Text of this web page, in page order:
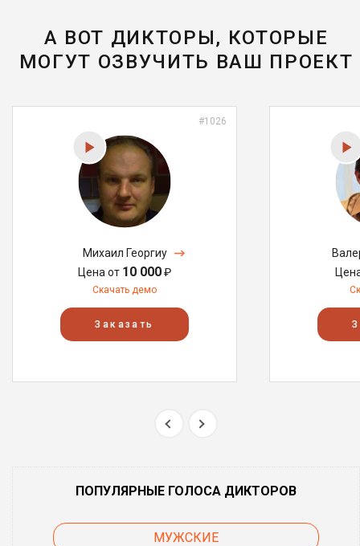
А ВОТ ДИКТОРЫ, КОТОРЫЕ
МОГУТ ОЗВУЧИТЬ ВАШ ПРОЕКТ
#1026
Михаил Георгиу
Цена от 10 000₽
Скачать демо
Заказать
ПОПУЛЯРНЫЕ ГОЛОСА ДИКТОРОВ
МУЖСКИЕ